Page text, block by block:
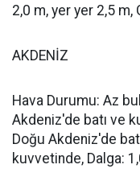
2,0 m, yer yer 2,5 m,
AKDENİZ
Hava Durumu: Az
Akdeniz'de batı ve
Doğu Akdeniz'de
kuvvetinde, Dalga: